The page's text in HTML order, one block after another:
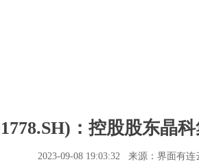
：控股股东晶
2023-09-08 19:03:32 来源：界面有连